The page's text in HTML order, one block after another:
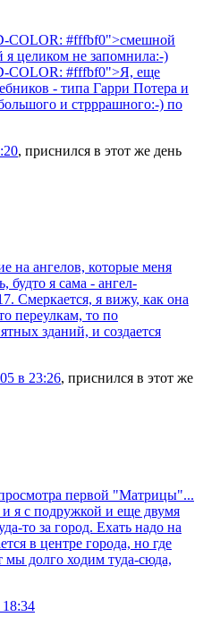
COLOR: #fffbf0">смешной
я целиком не запомнила:-)
COLOR: #fffbf0">Я, еще
- типа Гарри Потера и
и стрррашного:-) по
, приснился в этот же день
на ангелов, которые меня
будто я сама - ангел-
Смеркается, я вижу, как она
переулкам, то по
зданий, и создается
в 23:26, приснился в этот же
первой "Матрицы"...
я с подружкой и еще двумя
то за город. Ехать надо на
в центре города, но где
долго ходим туда-сюда,
18:34